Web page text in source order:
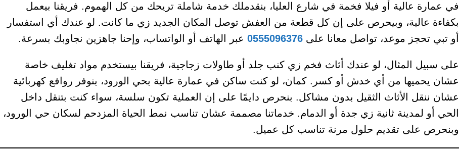
في عمارة عالية أو فيلا فخمة في شارع العليا، بنقدملك خدمة شاملة تريحك من كل الهموم. فريقنا بيعمل
بكفاءة عالية، وبيحرص على إن كل قطعة من العفش توصل المكان الجديد زي ما كانت. لو عندك أي استفسار
أو تبي تحجز موعد، تواصل معانا على 0555096376 عبر الهاتف أو الواتساب، وإحنا جاهزين نجاوبك بسرعة.
على سبيل المثال، لو عندك أثاث فخم زي كنب جلد أو طاولات زجاجية، فريقنا بيستخدم مواد تغليف خاصة
عشان يحميها من أي خدش أو كسر. كمان، لو كنت ساكن في عمارة عالية بحي الورود، بنوفر روافع كهربائية
عشان ننقل الأثاث الثقيل بدون مشاكل. بنحرص دايمًا على إن العملية تكون سلسة، سواء كنت بتنقل داخل
الحي أو لمدينة ثانية زي جدة أو الدمام. خدماتنا مصممة عشان تناسب نمط الحياة المزدحم لسكان حي الورود،
وبنحرص على تقديم حلول مرنة تناسب كل عميل.